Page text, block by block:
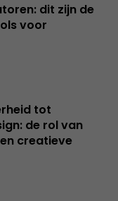
dit zijn de
voor
tot
de rol van
creatieve